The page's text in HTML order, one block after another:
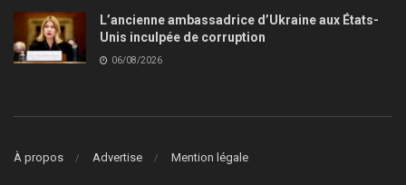
L’ancienne ambassadrice d’Ukraine aux États-
Unis inculpée de corruption
06/08/2026
À propos Advertise Mention légale